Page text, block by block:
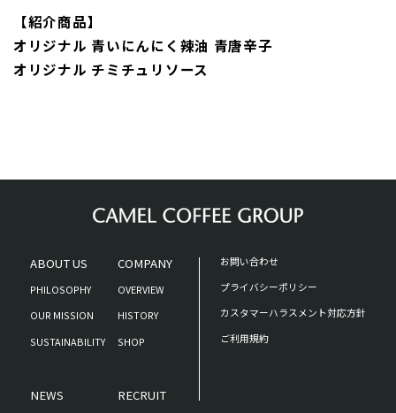
【紹介商品】
オリジナル 青いにんにく辣油 青唐辛子
オリジナル チミチュリソース
ABOUT US
PHILOSOPHY
OUR MISSION
SUSTAINABILITY
COMPANY
OVERVIEW
HISTORY
SHOP
NEWS RECRUIT
お問い合わせ
プライバシーポリシー
カスタマーハラスメント対応方針
ご利用規約